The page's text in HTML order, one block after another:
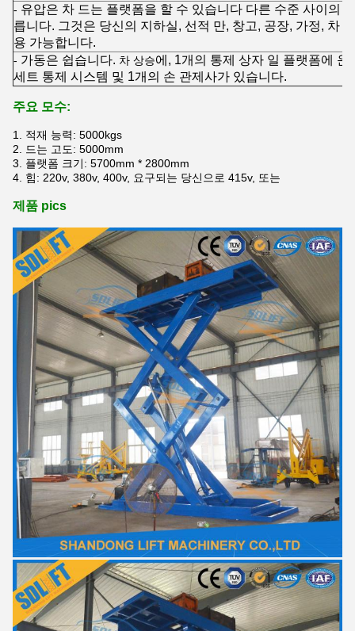
- 유압은 차 드는 플랫폼을 할 수 있습니다 다른 수준 사이의
릅니다. 그것은 당신의 지하실, 선적 만, 창고, 공장, 가정, 차
용 가능합니다.
- 가동은 쉽습니다. 차 상승에, 1개의 통제 상자 일 플랫폼에 운
세트 통제 시스템 및 1개의 손 관제사가 있습니다.
주요 모수:
1. 적재 능력: 5000kgs
2. 드는 고도: 5000mm
3. 플랫폼 크기: 5700mm * 2800mm
4. 힘: 220v, 380v, 400v, 요구되는 당신으로 415v, 또는
제품 pics